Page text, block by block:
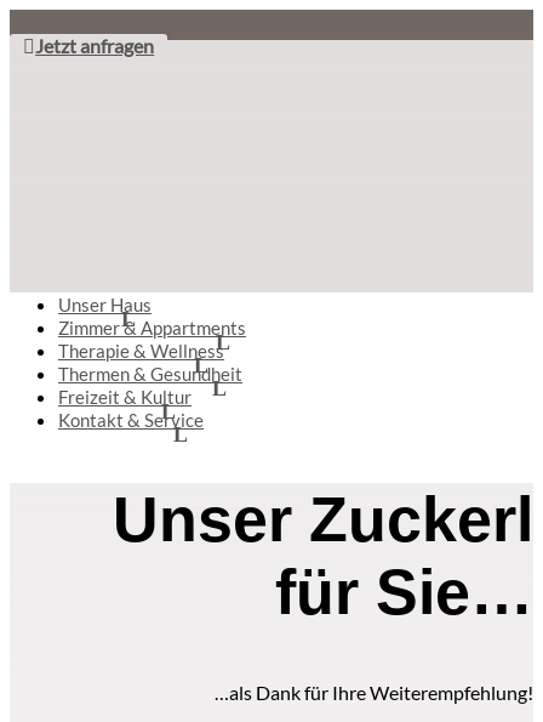
Jetzt anfragen
Unser Haus
Zimmer & Appartments
Therapie & Wellness
Thermen & Gesundheit
Freizeit & Kultur
Kontakt & Service
Unser Zuckerl
für Sie…
…als Dank für Ihre Weiterempfehlung!